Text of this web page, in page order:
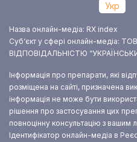
Укр
Назва онлайн-медіа: RX index
Суб‘єкт у сфері онлайн-
ВІДПОВІДАЛЬНІСТЮ
Інформація про препарати, які
розміщена на сайті, призначена
інформація не може бути
рішення про застосування цих
повноцінну консультацію з вашим
Ідентифікатор онлайн-медіа в